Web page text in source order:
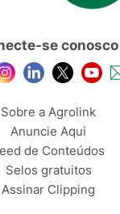
se conosco
Sobre a Agrolink
Anuncie Aqui
de Conteúdos
Selos gratuitos
Assinar Clipping